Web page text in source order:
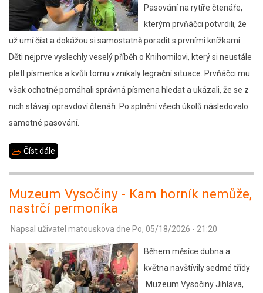
Pasování na rytíře čtenáře,
kterým prvňáčci potvrdili, že
už umí číst a dokážou si samostatně poradit s prvními knížkami.
Děti nejprve vyslechly veselý příběh o Knihomilovi, který si neustále
pletl písmenka a kvůli tomu vznikaly legrační situace. Prvňáčci mu
však ochotně pomáhali správná písmena hledat a ukázali, že se z
nich stávají opravdoví čtenáři. Po splnění všech úkolů následovalo
samotné pasování.
Číst dále
rytíře
čtenáře
v
1.
A
Muzeum Vysočiny - Kam horník nemůže,
nastrčí permoníka
Napsal uživatel matouskova dne Po, 05/18/2026 - 21:20
Během měsíce dubna a
května navštívily sedmé třídy
Muzeum Vysočiny Jihlava,